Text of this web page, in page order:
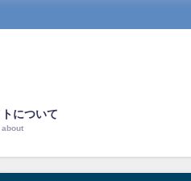
について
about